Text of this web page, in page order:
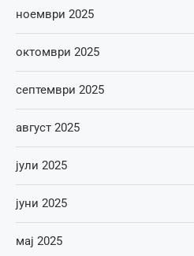
ноември 2025
октомври 2025
септември 2025
август 2025
јули 2025
јуни 2025
мај 2025